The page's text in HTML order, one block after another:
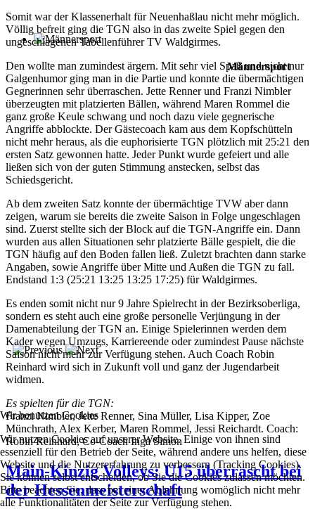
Männersport
Somit war der Klassenerhalt für Neuenhaßlau nicht mehr möglich.
Völlig befreit ging die TGN also in das zweite Spiel gegen den
ungeschlagenen Tabellenführer TV Waldgirmes.
Den wollte man zumindest ärgern. Mit sehr viel Spaß und nicht nur
Galgenhumor ging man in die Partie und konnte die übermächtigen
Gegnerinnen sehr überraschen. Jette Renner und Franzi Nimbler
überzeugten mit platzierten Bällen, während Maren Rommel die
ganz große Keule schwang und noch dazu viele gegnerische
Angriffe abblockte. Der Gästecoach kam aus dem Kopfschütteln
nicht mehr heraus, als die euphorisierte TGN plötzlich mit 25:21 den
ersten Satz gewonnen hatte. Jeder Punkt wurde gefeiert und alle
ließen sich von der guten Stimmung anstecken, selbst das
Schiedsgericht.
Ab dem zweiten Satz konnte der übermächtige TVW aber dann
zeigen, warum sie bereits die zweite Saison in Folge ungeschlagen
sind. Zuerst stellte sich der Block auf die TGN-Angriffe ein. Dann
wurden aus allen Situationen sehr platzierte Bälle gespielt, die die
TGN häufig auf den Boden fallen ließ. Zuletzt brachten dann starke
Angaben, sowie Angriffe über Mitte und Außen die TGN zu fall.
Endstand 1:3 (25:21 13:25 13:25 17:25) für Waldgirmes.
Es enden somit nicht nur 9 Jahre Spielrecht in der Bezirksoberliga,
sondern es steht auch eine große personelle Verjüngung in der
Damenabteilung der TGN an. Einige Spielerinnen werden dem
Kader wegen Umzugs, Karriereende oder zumindest Pause nächste
Saison nicht mehr zur Verfügung stehen. Auch Coach Robin
Reinhard wird sich in Zukunft voll und ganz der Jugendarbeit
widmen.
Es spielten für die TGN:
Franzi Nimbler, Jette Renner, Sina Müller, Lisa Kipper, Zoe
Münchrath, Alex Kerber, Maren Rommel, Jessi Reichardt. Coach:
Robin Reinhard, Co-Coach Inga Simon
Main-Kinzig Volleys: U15 überrascht bei
der Hessenmeisterschaft
Wir benutzen Cookies
Wir nutzen Cookies auf unserer Website. Einige von ihnen sind
essenziell für den Betrieb der Seite, während andere uns helfen, diese
Website und die Nutzererfahrung zu verbessern (Tracking Cookies).
Sie können selbst entscheiden, ob Sie die Cookies zulassen möchten.
Bitte beachten Sie, dass bei einer Ablehnung womöglich nicht mehr
alle Funktionalitäten der Seite zur Verfügung stehen.